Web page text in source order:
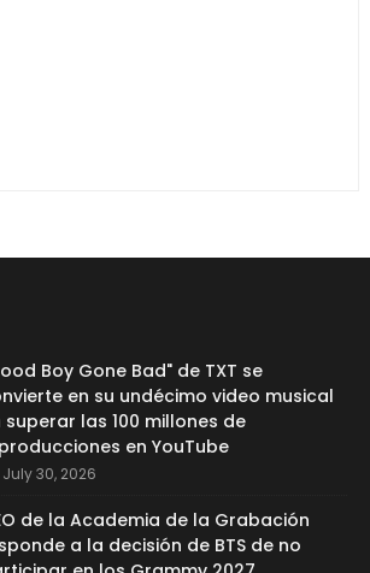
Boy Gone Bad" de TXT se
en su undécimo video musical
superar las 100 millones de
en YouTube
July 30, 2026
de la Academia de la Grabación
a la decisión de BTS de no